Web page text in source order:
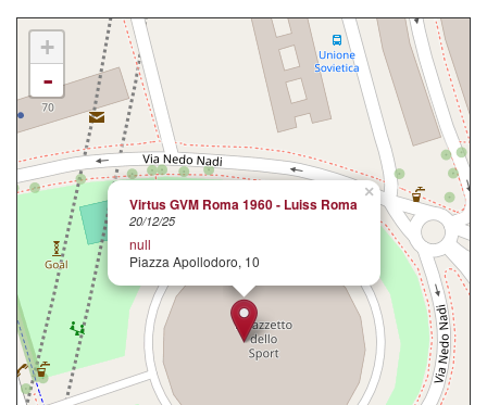
×
Virtus GVM Roma 1960 - Luiss Roma
20/12/25
null
Piazza Apollodoro, 10
+
-